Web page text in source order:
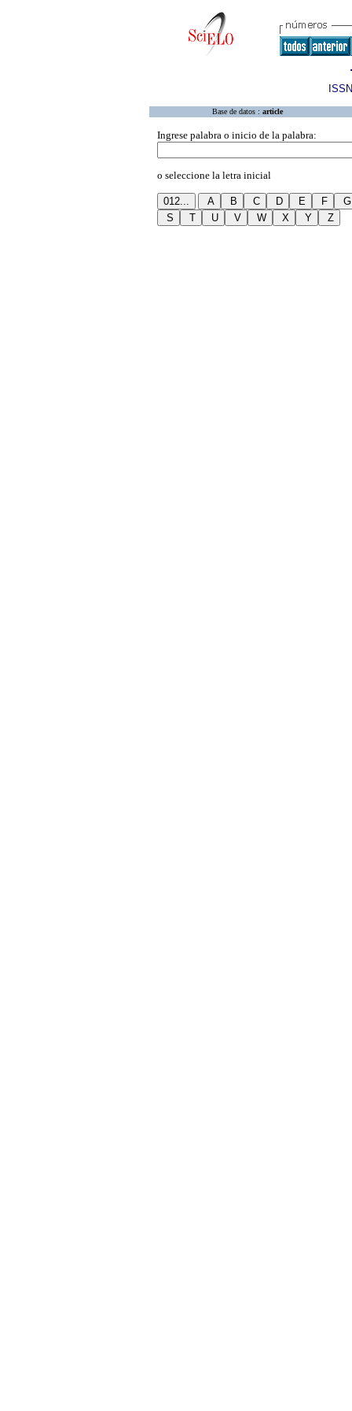
Base de datos : article
Ingrese palabra o inicio de la palabra:
o seleccione la letra inicial